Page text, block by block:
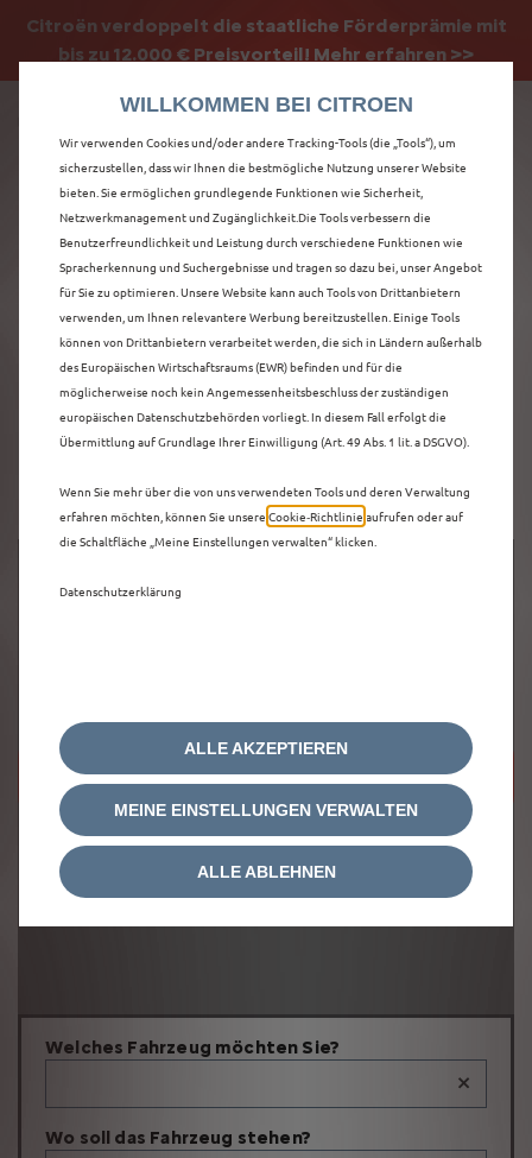
Citroën verdoppelt die staatliche Förderprämie mit
bis zu 12.000 € Preisvorteil! Mehr erfahren >>
Citroën verdoppelt die Förderprämie - 3.000 €
Grundförderung für jeden! Mehr erfahren >>
ENTDECKEN SIE ALLE
C5 X NEUWAGEN MIT
BENZIN / MILD-
HYBRID ANTRIEB IN
LEIPZIG
Um diese Google Maps-Karte anzuzeigen,
akzeptieren Sie bitte die für
Marketing/Werbung relevanten-Cookies.
Welches Fahrzeug möchten Sie?
×
Wo soll das Fahrzeug stehen?
WILLKOMMEN BEI CITROEN
Wir verwenden Cookies und/oder andere Tracking-Tools (die „Tools“), um
sicherzustellen, dass wir Ihnen die bestmögliche Nutzung unserer Website
bieten. Sie ermöglichen grundlegende Funktionen wie Sicherheit,
Netzwerkmanagement und Zugänglichkeit.Die Tools verbessern die
Benutzerfreundlichkeit und Leistung durch verschiedene Funktionen wie
Spracherkennung und Suchergebnisse und tragen so dazu bei, unser Angebot
für Sie zu optimieren. Unsere Website kann auch Tools von Drittanbietern
verwenden, um Ihnen relevantere Werbung bereitzustellen. Einige Tools
können von Drittanbietern verarbeitet werden, die sich in Ländern außerhalb
des Europäischen Wirtschaftsraums (EWR) befinden und für die
möglicherweise noch kein Angemessenheitsbeschluss der zuständigen
europäischen Datenschutzbehörden vorliegt. In diesem Fall erfolgt die
Übermittlung auf Grundlage Ihrer Einwilligung (Art. 49 Abs. 1 lit. a DSGVO).
Wenn Sie mehr über die von uns verwendeten Tools und deren Verwaltung
erfahren möchten, können Sie unsere Cookie‑Richtlinie aufrufen oder auf
die Schaltfläche „Meine Einstellungen verwalten“ klicken.
Datenschutzerklärung
MEINE EINSTELLUNGEN VERWALTEN
ALLE AKZEPTIEREN
ALLE ABLEHNEN